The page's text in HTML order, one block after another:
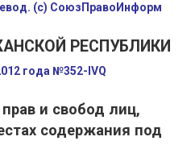
(с) СоюзПравоИнформ
РЕСПУБЛИКИ
года №352-IVQ
и свобод лиц,
содержания под